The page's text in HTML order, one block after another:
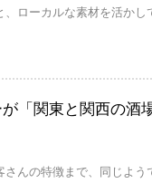
、ローカルな素材を活かし
「関東と関西の酒
んの特徴まで、同じよう